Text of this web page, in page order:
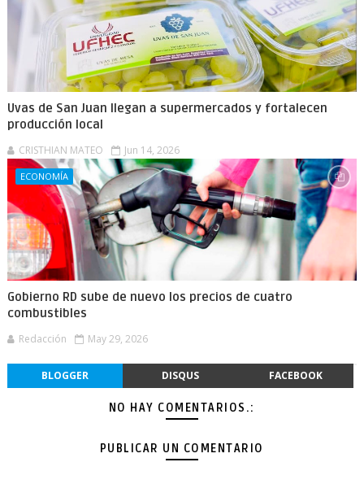
Uvas de San Juan llegan a supermercados y fortalecen
producción local
CRISTHIAN MATEO Jun 14, 2026
ECONOMÍA
Gobierno RD sube de nuevo los precios de cuatro
combustibles
Redacción May 29, 2026
BLOGGER DISQUS FACEBOOK
NO HAY COMENTARIOS.:
PUBLICAR UN COMENTARIO